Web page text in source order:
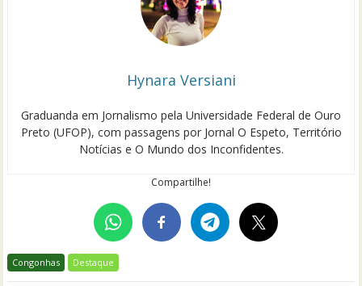
Hynara Versiani
Graduanda em Jornalismo pela Universidade Federal de Ouro
Preto (UFOP), com passagens por Jornal O Espeto, Território
Notícias e O Mundo dos Inconfidentes.
Compartilhe!
Congonhas Destaque